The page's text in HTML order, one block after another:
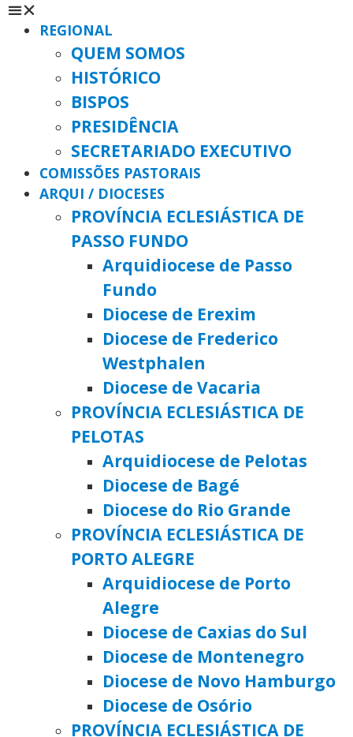
REGIONAL
QUEM SOMOS
HISTÓRICO
BISPOS
PRESIDÊNCIA
SECRETARIADO EXECUTIVO
COMISSÕES PASTORAIS
ARQUI / DIOCESES
PROVÍNCIA ECLESIÁSTICA DE
PASSO FUNDO
Arquidiocese de Passo
Fundo
Diocese de Erexim
Diocese de Frederico
Westphalen
Diocese de Vacaria
PROVÍNCIA ECLESIÁSTICA DE
PELOTAS
Arquidiocese de Pelotas
Diocese de Bagé
Diocese do Rio Grande
PROVÍNCIA ECLESIÁSTICA DE
PORTO ALEGRE
Arquidiocese de Porto
Alegre
Diocese de Caxias do Sul
Diocese de Montenegro
Diocese de Novo Hamburgo
Diocese de Osório
PROVÍNCIA ECLESIÁSTICA DE